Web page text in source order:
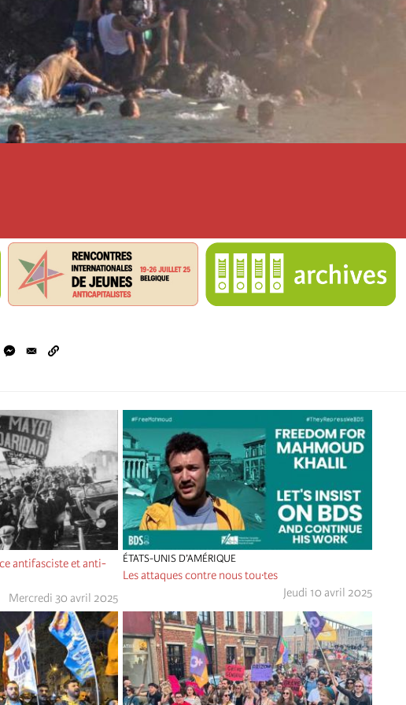
antifasciste et anti-
Mercredi 30 avril 2025
ÉTATS-UNIS D’AMÉRIQUE
Les attaques contre nous tou·tes
Jeudi 10 avril 2025